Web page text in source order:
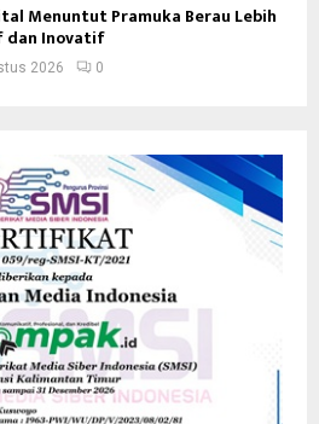
Menuntut Pramuka Berau Lebih
Inovatif
2026 0